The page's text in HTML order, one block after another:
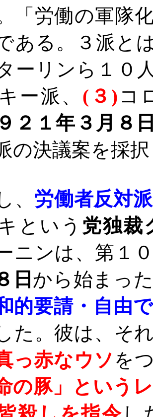
「労働の軍隊
ある。３派と
ーリンら１０
ー派、 ( ３ ) コ
２１年３月８
の決議案を採
労働者反対派
という 党独裁
ニンは、第１
日 から始まっ
的要請・自由
た。彼は、そ
っ赤なウソ を
の豚」という